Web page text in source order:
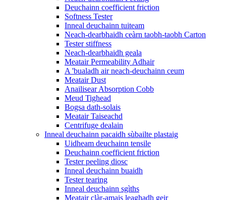
Deuchainn coefficient friction
Softness Tester
Inneal deuchainn tuiteam
Neach-dearbhaidh ceàrn taobh-taobh Carton
Tester stiffness
Neach-dearbhaidh geala
Meatair Permeability Adhair
A 'bualadh air neach-deuchainn ceum
Meatair Dust
Anailisear Absorption Cobb
Meud Tighead
Bogsa dath-solais
Meatair Taiseachd
Centrifuge dealain
Inneal deuchainn pacaidh sùbailte plastaig
Uidheam deuchainn tensile
Deuchainn coefficient friction
Tester peeling diosc
Inneal deuchainn buaidh
Tester tearing
Inneal deuchainn sgìths
Meatair clàr-amais leaghadh geir